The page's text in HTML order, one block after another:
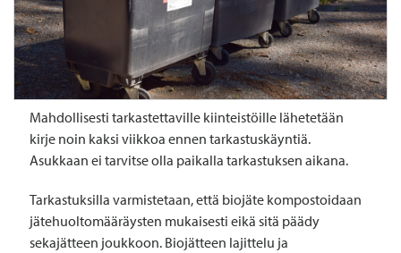
Mahdollisesti tarkastettaville kiinteistöille lähetetään
kirje noin kaksi viikkoa ennen tarkastuskäyntiä.
Asukkaan ei tarvitse olla paikalla tarkastuksen aikana.
Tarkastuksilla varmistetaan, että biojäte kompostoidaan
jätehuoltomääräysten mukaisesti eikä sitä päädy
sekajätteen joukkoon. Biojätteen lajittelu ja